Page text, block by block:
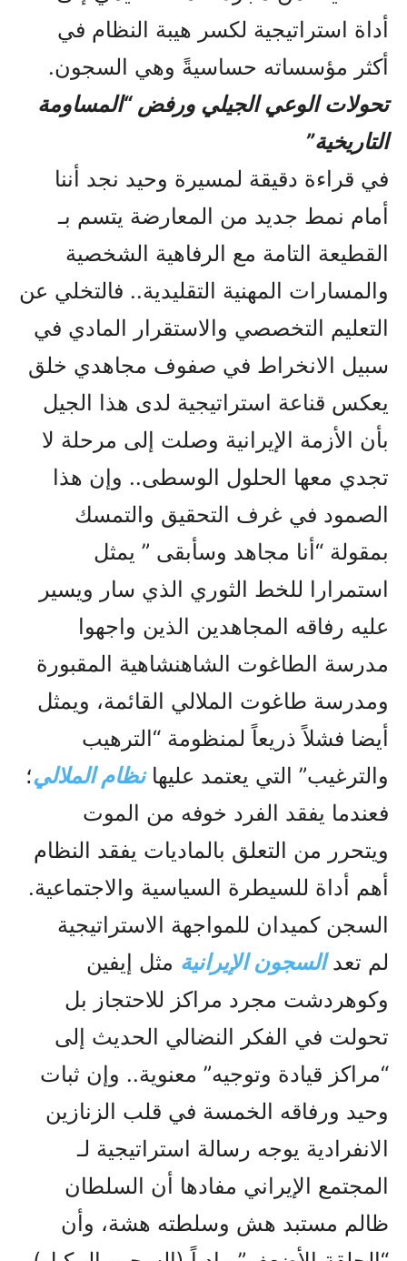
أداة استراتيجية لكسر هيبة النظام في
أكثر مؤسساته حساسيةً وهي السجون.
تحولات الوعي الجيلي ورفض “المساومة
التاريخية”
في قراءة دقيقة لمسيرة وحيد نجد أننا
أمام نمط جديد من المعارضة يتسم بـ
القطيعة التامة مع الرفاهية الشخصية
والمسارات المهنية التقليدية.. فالتخلي عن
التعليم التخصصي والاستقرار المادي في
سبيل الانخراط في صفوف مجاهدي خلق
يعكس قناعة استراتيجية لدى هذا الجيل
بأن الأزمة الإيرانية وصلت إلى مرحلة لا
تجدي معها الحلول الوسطى.. وإن هذا
الصمود في غرف التحقيق والتمسك
بمقولة “أنا مجاهد وسأبقى ” يمثل
استمرارا للخط الثوري الذي سار ويسير
عليه رفاقه المجاهدين الذين واجهوا
مدرسة الطاغوت الشاهنشاهية المقبورة
ومدرسة طاغوت الملالي القائمة، ويمثل
أيضا فشلاً ذريعاً لمنظومة “الترهيب
والترغيب” التي يعتمد عليهانظام الملالي؛
فعندما يفقد الفرد خوفه من الموت
ويتحرر من التعلق بالماديات يفقد النظام
أهم أداة للسيطرة السياسية والاجتماعية.
السجن كميدان للمواجهة الاستراتيجية
لم تعدالسجون الإيرانية مثل إيفين
وكوهردشت مجرد مراكز للاحتجاز بل
تحولت في الفكر النضالي الحديث إلى
“مراكز قيادة وتوجيه” معنوية.. وإن ثبات
وحيد ورفاقه الخمسة في قلب الزنازين
الانفرادية يوجه رسالة استراتيجية لـ
المجتمع الإيراني مفادها أن السلطان
ظالم مستبد هش وسلطته هشة، وأن